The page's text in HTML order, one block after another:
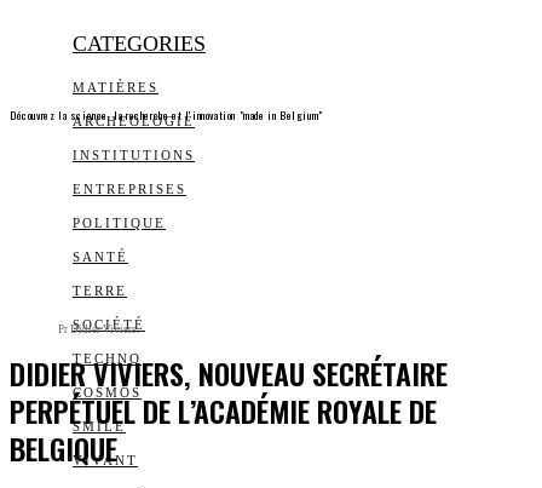
CATEGORIES
MATIÈRES
ARCHEOLOGIE
INSTITUTIONS
ENTREPRISES
POLITIQUE
SANTÉ
TERRE
SOCIÉTÉ
TECHNO
COSMOS
SMILE
VIVANT
Découvrez la science, la recherche et l’innovation "made in Belgium"
Pr Didier Viviers.
DIDIER VIVIERS, NOUVEAU SECRÉTAIRE
PERPÉTUEL DE L’ACADÉMIE ROYALE DE
BELGIQUE